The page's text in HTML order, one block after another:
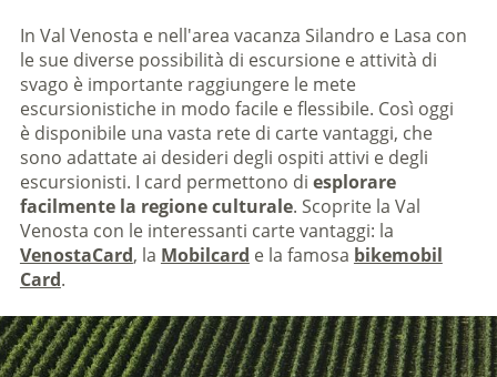
In Val Venosta e nell'area vacanza Silandro e Lasa con
le sue diverse possibilità di escursione e attività di
svago è importante raggiungere le mete
escursionistiche in modo facile e flessibile. Così oggi
è disponibile una vasta rete di carte vantaggi, che
sono adattate ai desideri degli ospiti attivi e degli
escursionisti. I card permettono di esplorare
facilmente la regione culturale. Scoprite la Val
Venosta con le interessanti carte vantaggi: la
VenostaCard, la Mobilcard e la famosa bikemobil
Card.